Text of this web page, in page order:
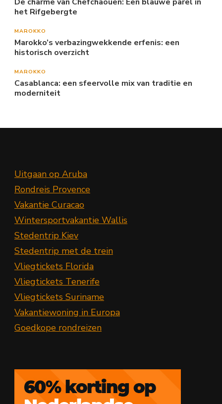
het Rifgebergte
MAROKKO
Marokko’s verbazingwekkende erfenis: een
historisch overzicht
MAROKKO
Casablanca: een sfeervolle mix van traditie en
moderniteit
Uitgaan op Aruba
Rondreis Provence
Vakantie Curacao
Wintersportvakantie Wallis
Stedentrip Kiev
Stedentrip met de trein
Vliegtickets Florida
Vliegtickets Tenerife
Vliegtickets Suriname
Vakantiewoning in Europa
Goedkope rondreizen